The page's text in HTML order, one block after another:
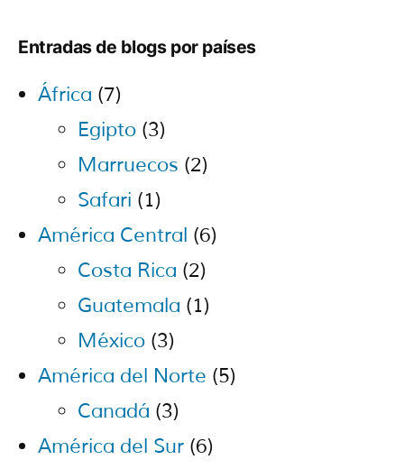
Entradas de blogs por países
África (7)
Egipto (3)
Marruecos (2)
Safari (1)
América Central (6)
Costa Rica (2)
Guatemala (1)
México (3)
América del Norte (5)
Canadá (3)
América del Sur (6)